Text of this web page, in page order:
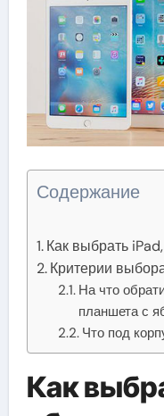
Содержание
Как выбрать
Критерии
На что
планшета с
Что под
Как